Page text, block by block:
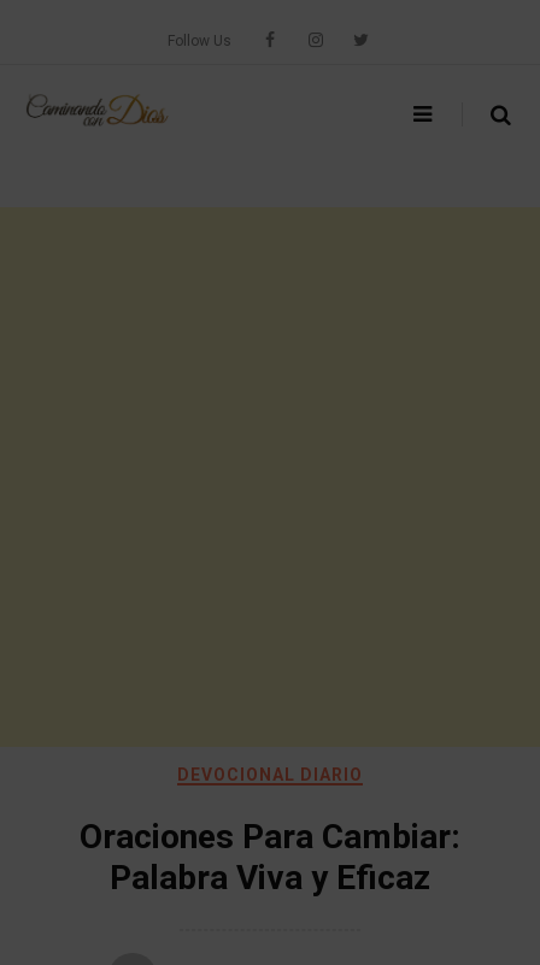
Follow Us
DEVOCIONAL DIARIO
Oraciones Para Cambiar:
Palabra Viva y Eficaz